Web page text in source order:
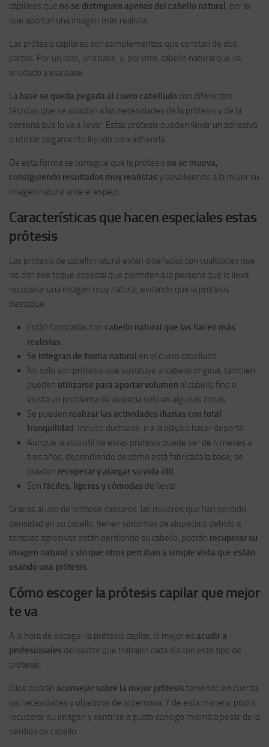
capilares que no se distinguen apenas del cabello natural , por lo
que aportan una imagen más realista.
Las prótesis capilares son complementos que constan de dos
partes. Por un lado, una base, y, por otro, cabello natural que va
anudado a esa base.
La base se queda pegada al cuero cabelludo con diferentes
técnicas que se adaptan a las necesidades de la prótesis y de la
persona que lo va a llevar. Estas prótesis pueden llevar un adhesivo
o utilizar pegamento líquido para adherirla.
De esta forma se consigue que la prótesis no se mueva,
consiguiendo resultados muy realistas y devolviendo a la mujer su
imagen natural ante el espejo.
Características que hacen especiales estas
prótesis
Las prótesis de cabello natural están diseñadas con cualidades que
las dan ese toque especial que permiten a la persona que lo lleva
recuperar una imagen muy natural, evitando que la prótesis
destaque.
Están fabricadas con cabello natural que las hacen más
realistas.
Se integran de forma natural en el cuero cabelludo.
No solo son prótesis que sustituye al cabello original, también
pueden utilizarse para aportar volumen al cabello fino o
exista un problema de alopecia solo en algunas zonas.
Se pueden realizar las actividades diarias con total
tranquilidad . Incluso ducharse, ir a la playa o hacer deporte.
Aunque la vida útil de estas prótesis puede ser de 4 meses a
tres años, dependiendo de cómo está fabricada la base, se
pueden recuperar y alargar su vida útil .
Son fáciles, ligeras y cómodas de llevar.
Gracias al uso de prótesis capilares, las mujeres que han perdido
densidad en su cabello, tienen síntomas de alopecia o debido a
terapias agresivas están perdiendo su cabello, podrán recuperar su
imagen natural y sin que otros perciban a simple vista que están
usando una prótesis.
Cómo escoger la prótesis capilar que mejor
te va
A la hora de escoger la prótesis capilar, lo mejor es acudir a
profesionales del sector que trabajen cada día con este tipo de
prótesis.
Ellos podrán aconsejar sobre la mejor prótesis teniendo en cuenta
las necesidades y objetivos de la persona. Y de esta manera, podrá
recuperar su imagen y sentirse a gusto consigo misma a pesar de la
pérdida de cabello.